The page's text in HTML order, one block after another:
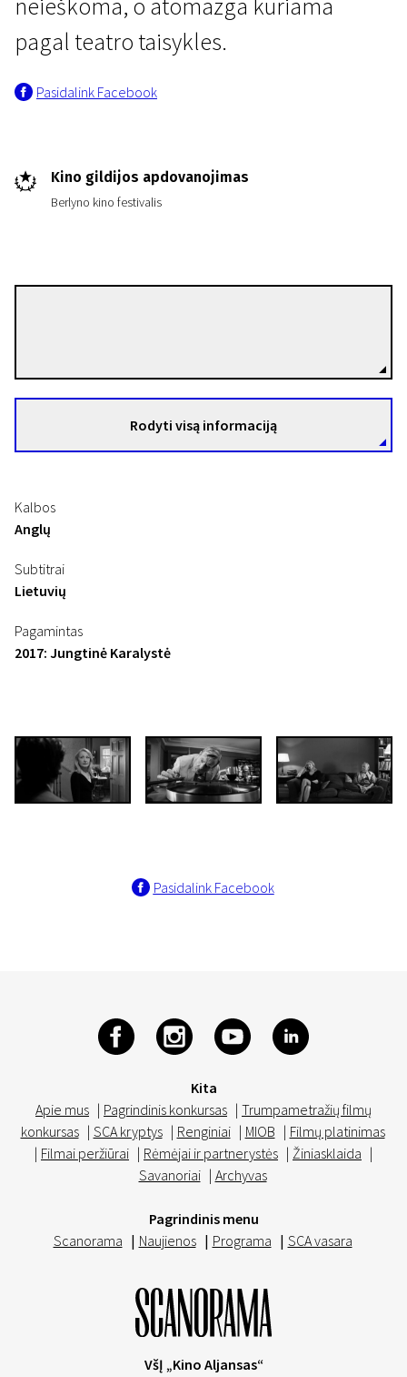
pagal teatro taisykles.
Pasidalink Facebook
Kino gildijos apdovanojimas
Berlyno kino festivalis
Rodyti visą informaciją
Kalbos
Anglų
Subtitrai
Lietuvių
Pagamintas
2017: Jungtinė Karalystė
Pasidalink Facebook
Kita
Apie mus | Pagrindinis konkursas | Trumpametražių filmų
konkursas | SCA kryptys | Renginiai | MIOB | Filmų platinimas
| Filmai peržiūrai | Rėmėjai ir partnerystės | Žiniasklaida |
Savanoriai | Archyvas
Pagrindinis menu
Scanorama | Naujienos | Programa | SCA vasara
VšĮ „Kino Aljansas“